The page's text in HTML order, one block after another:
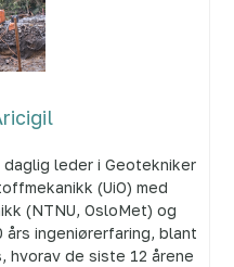
leder i Geotekniker
(UiO) med
(NTNU, OsloMet) og
års ingeniørerfaring, blant
hvorav de siste 12 årene